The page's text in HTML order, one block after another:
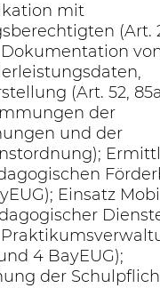
mit
(Art.
Dokumentation
(Art. 52,
der
und der
Einsatz
4 BayEUG);
der